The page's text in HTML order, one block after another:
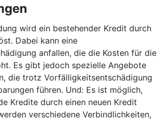
wird ein bestehender Kredit durch
Dabei kann eine
anfallen, die die Kosten für die
Es gibt jedoch spezielle Angebote
die trotz Vorfälligkeitsentschädigung
führen. Und: Es ist möglich,
Kredite durch einen neuen Kredit
verschiedene Verbindlichkeiten,